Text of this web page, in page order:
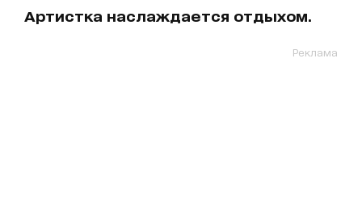
Артистка наслаждается отдыхом.
Реклама